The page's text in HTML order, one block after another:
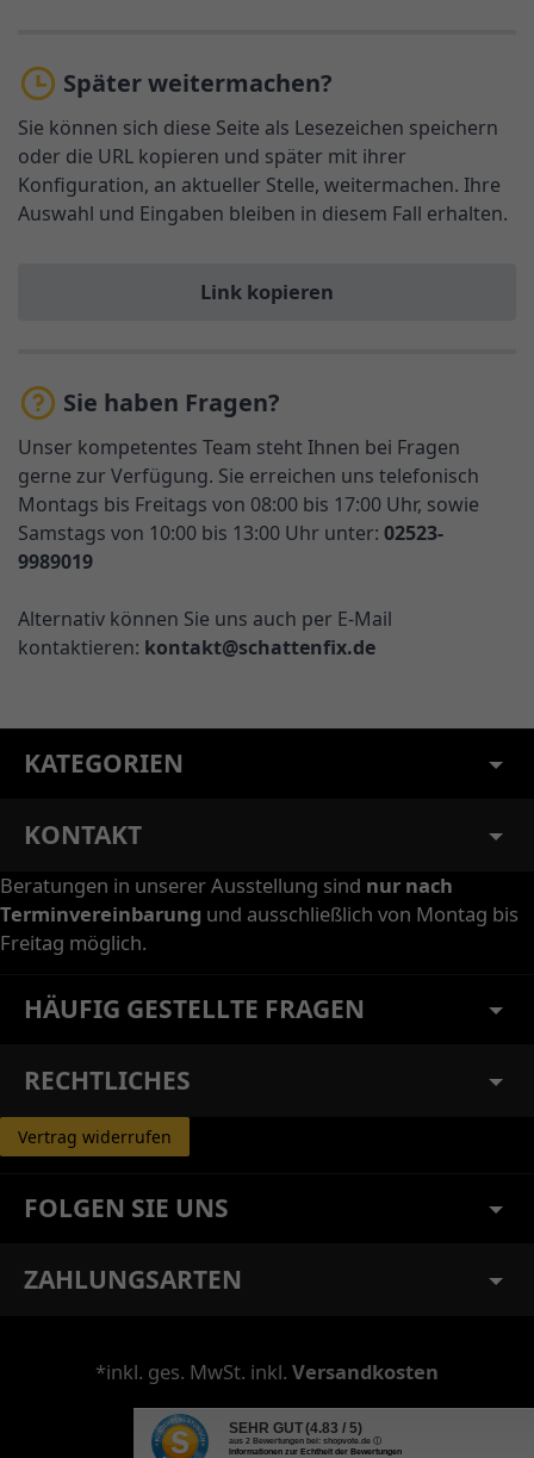
Später weitermachen?
Sie können sich diese Seite als Lesezeichen speichern
oder die URL kopieren und später mit ihrer
Konfiguration, an aktueller Stelle, weitermachen. Ihre
Auswahl und Eingaben bleiben in diesem Fall erhalten.
Link kopieren
Sie haben Fragen?
Unser kompetentes Team steht Ihnen bei Fragen
gerne zur Verfügung. Sie erreichen uns telefonisch
Montags bis Freitags von 08:00 bis 17:00 Uhr, sowie
Samstags von 10:00 bis 13:00 Uhr unter: 02523-
9989019
Alternativ können Sie uns auch per E-Mail
kontaktieren: kontakt@schattenfix.de
KATEGORIEN
KONTAKT
Beratungen in unserer Ausstellung sind nur nach
Terminvereinbarung und ausschließlich von Montag bis
Freitag möglich.
HÄUFIG GESTELLTE FRAGEN
RECHTLICHES
Vertrag widerrufen
FOLGEN SIE UNS
ZAHLUNGSARTEN
*inkl. ges. MwSt. inkl. Versandkosten
SEHR GUT(4.83 / 5)
aus 2 Bewertungen bei: shopvote.de ⓘ
Informationen zur Echtheit der Bewertungen